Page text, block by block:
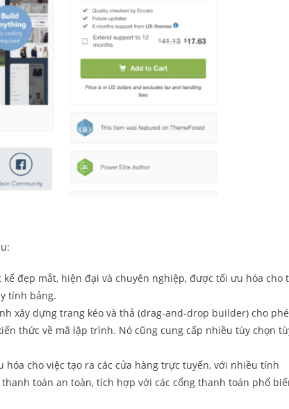
kế đẹp mắt, hiện đại và chuyên nghiệp, được tối ưu hóa cho
tính bảng.
xây dựng trang kéo và thả (drag-and-drop builder) cho
thức về mã lập trình. Nó cũng cung cấp nhiều tùy chọn
hóa cho việc tạo ra các cửa hàng trực tuyến, với nhiều tính
toán an toàn, tích hợp với các cổng thanh toán phổ